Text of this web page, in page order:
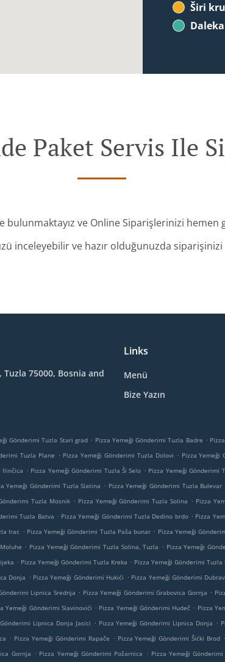
Širi
Paket Servis Ile
bulunmaktayız ve Online Siparişlerinizi hemen
inceleyebilir ve hazır olduğunuzda
75000, Bosnia and
Links
Menü
Bize Yazın
Gönderimi Tuzla Stari grad . Pizza Yemeği Gönderimi Tuzla Badre .
Tuzla Plane . Pizza Yemeği Gönderimi Tuzla Dolovi . Pizza Yemeği
Ilinčica . Pizza Yemeği Gönderimi Tuzla Ši Selo . Pizza Yemeği Gönderimi
Yemeği Gönderimi Tuzla Slatina . Pizza Yemeği Gönderimi Tuzla Bulevar
Tuzla Mosnik . Pizza Yemeği Gönderimi Tuzla Solina . Pizza
Tuzla Batva . Pizza Yemeği Gönderimi Tuzla Dedino brdo . Pizza
Irac . Pizza Yemeği Gönderimi Tuzla Paša bunar . Pizza Yemeği
. Pizza Yemeği Gönderimi Tuzla Solina, Tuzla . Pizza Yemeği
. Pizza Yemeği Gönderimi Tuzla Kreka . Pizza Yemeği Gönderimi Tuzla
Donja . Pizza Yemeği Gönderimi Hukići . Pizza Yemeği Gönderimi
Lipnica Srednja . Pizza Yemeği Gönderimi Grabovica Gornja .
Yemeği Gönderimi Slavinovići . Pizza Yemeği Gönderimi Hudeč . Pizza
Lipnica Donja Jasici . Pizza Yemeği Gönderimi Lipnica Donja .
. Pizza Yemeği Gönderimi Rapače . Pizza Yemeği Gönderimi Šićki Brod .
Gornja . Pizza Yemeği Gönderimi Požarnica . Pizza Yemeği